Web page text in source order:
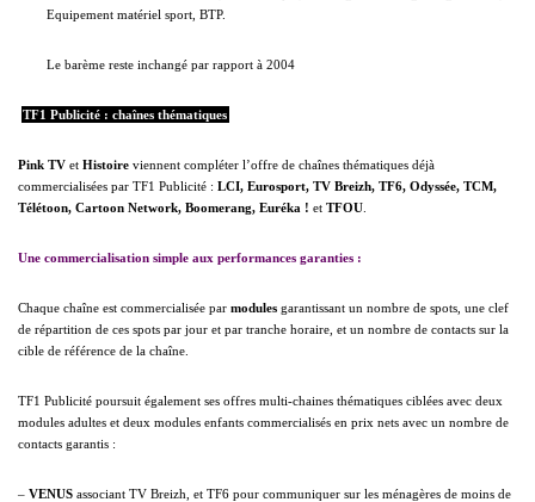
Equipement matériel sport, BTP.
Le barème reste inchangé par rapport à 2004
TF1 Publicité : chaînes thématiques
Pink TV et Histoire viennent compléter l’offre de chaînes thématiques déjà
commercialisées par TF1 Publicité : LCI, Eurosport, TV Breizh, TF6, Odyssée, TCM,
Télétoon, Cartoon Network, Boomerang, Euréka ! et TFOU
Une commercialisation simple aux performances garanties :
Chaque chaîne est commercialisée par modules garantissant un nombre de spots, une clef
de répartition de ces spots par jour et par tranche horaire, et un nombre de contacts sur la
cible de référence de la chaîne.
TF1 Publicité poursuit également ses offres multi-chaines thématiques ciblées avec deux
modules adultes et deux modules enfants commercialisés en prix nets avec un nombre de
contacts garantis :
– VENUS associant TV Breizh, et TF6 pour communiquer sur les ménagères de moins de